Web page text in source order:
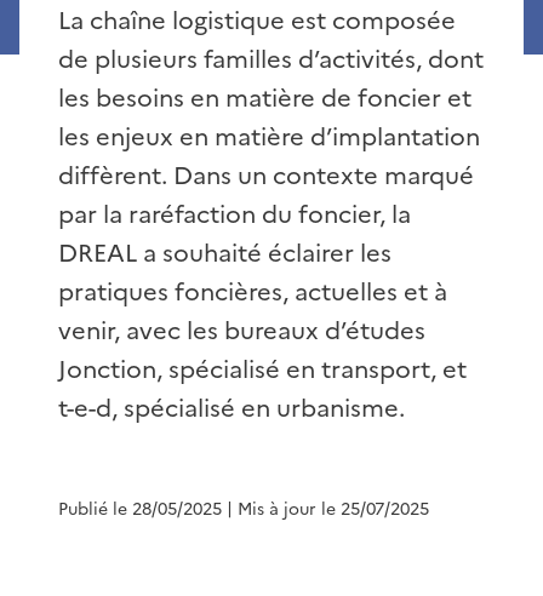
La chaîne logistique est composée
de plusieurs familles d’activités, dont
les besoins en matière de foncier et
les enjeux en matière d’implantation
diffèrent. Dans un contexte marqué
par la raréfaction du foncier, la
DREAL a souhaité éclairer les
pratiques foncières, actuelles et à
venir, avec les bureaux d’études
Jonction, spécialisé en transport, et
t-e-d, spécialisé en urbanisme.
Publié le 28/05/2025 | Mis à jour le 25/07/2025